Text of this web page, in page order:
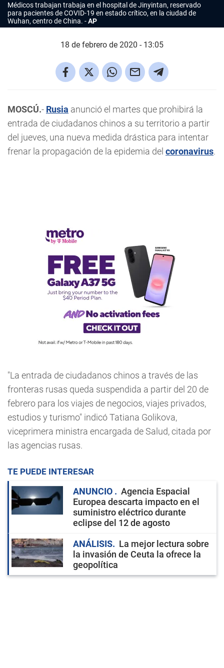
Médicos trabajan trabaja en el hospital de Jinyintan, reservado
para pacientes de COVID-19 en estado crítico, en la ciudad de
Wuhan, centro de China.
AP
18 de febrero de 2020 - 13:05
MOSCÚ.- Rusia anunció el martes que prohibirá la
entrada de ciudadanos chinos a su territorio a partir
del jueves, una nueva medida drástica para intentar
frenar la propagación de la epidemia del coronavirus.
"La entrada de ciudadanos chinos a través de las
fronteras rusas queda suspendida a partir del 20 de
febrero para los viajes de negocios, viajes privados,
estudios y turismo" indicó Tatiana Golikova,
viceprimera ministra encargada de Salud, citada por
las agencias rusas.
TE PUEDE INTERESAR
ANUNCIO
Agencia Espacial
Europea descarta impacto en el
suministro eléctrico durante
eclipse del 12 de agosto
ANÁLISIS
La mejor lectura sobre
la invasión de Ceuta la ofrece la
geopolítica